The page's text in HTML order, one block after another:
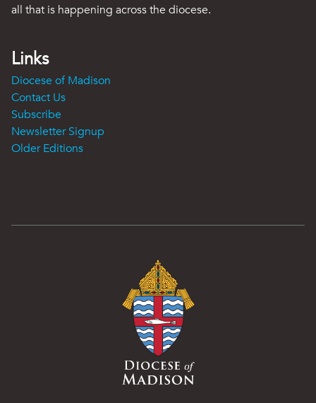
all that is happening across the diocese.
Links
Diocese of Madison
Contact Us
Subscribe
Newsletter Signup
Older Editions